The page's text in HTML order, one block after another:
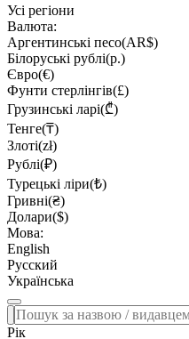
Усі регіони
Валюта:
Аргентинські песо(AR$)
Білоруські рублі(р.)
Євро(€)
Фунти стерлінгів(£)
Грузинські ларі(₾)
Тенге(₸)
Злоті(zł)
Рублі(₽)
Турецькі ліри(₺)
Гривні(₴)
Долари($)
Мова:
English
Русский
Українська
Рік